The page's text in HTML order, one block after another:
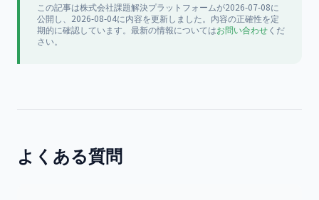
この記事は株式会社課題解決プラットフォームが2026-07-08に
公開し、2026-08-04に内容を更新しました。内容の正確性を定
期的に確認しています。最新の情報についてはお問い合わせくだ
さい。
よくある質問